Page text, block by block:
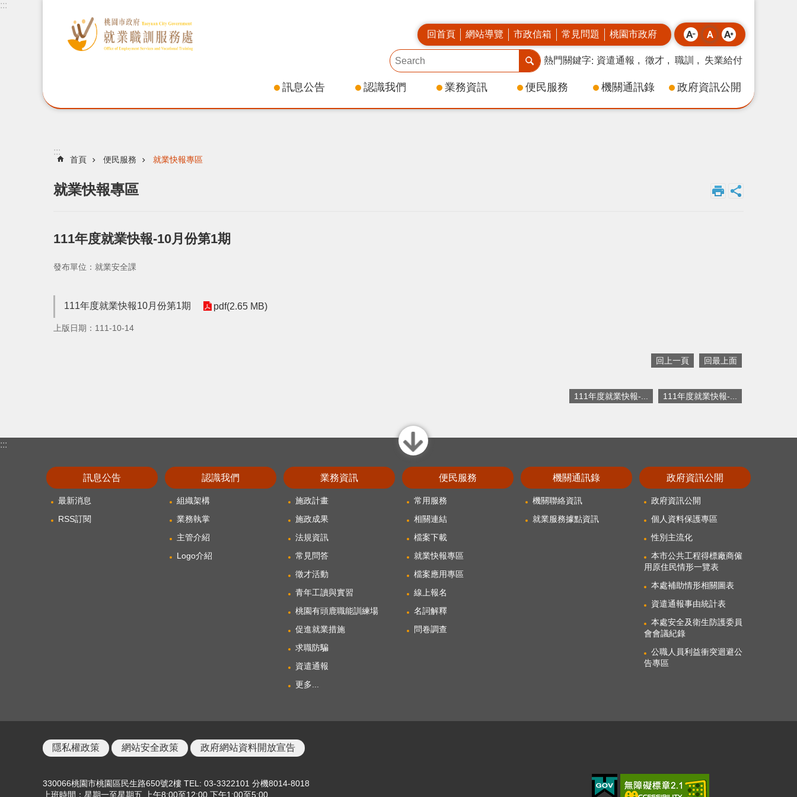
:::
回首頁 網站導覽 市政信箱 常見問題 桃園市政府
熱門關鍵字 資遣通報 徵才 職訓 失業給付
訊息公告 認識我們 業務資訊 便民服務 機關通訊錄 政府資訊公開
:::
首頁 便民服務 就業快報專區
就業快報專區
111年度就業快報-10月份第1期
發布單位：就業安全課
111年度就業快報10月份第1期 pdf(2.65 MB)
上版日期：111-10-14
回上一頁 回最上面
111年度就業快報-... 111年度就業快報-...
:::
訊息公告
最新消息
RSS訂閱
認識我們
組織架構
業務執掌
主管介紹
Logo介紹
業務資訊
施政計畫
施政成果
法規資訊
常見問答
徵才活動
青年工讀與實習
桃園有頭鹿職能訓練場
促進就業措施
求職防騙
資遣通報
更多...
便民服務
常用服務
相關連結
檔案下載
就業快報專區
檔案應用專區
線上報名
名詞解釋
問卷調查
機關通訊錄
機關聯絡資訊
就業服務據點資訊
政府資訊公開
政府資訊公開
個人資料保護專區
性別主流化
本市公共工程得標廠商僱
用原住民情形一覽表
本處補助情形相關圖表
資遣通報事由統計表
本處安全及衛生防護委員
會會議紀錄
公職人員利益衝突迴避公
告專區
隱私權政策 網站安全政策 政府網站資料開放宣告
330066桃園市桃園區民生路650號2樓 TEL: 03-3322101 分機8014-8018
上班時間：星期一至星期五 上午8:00至12:00 下午1:00至5:00